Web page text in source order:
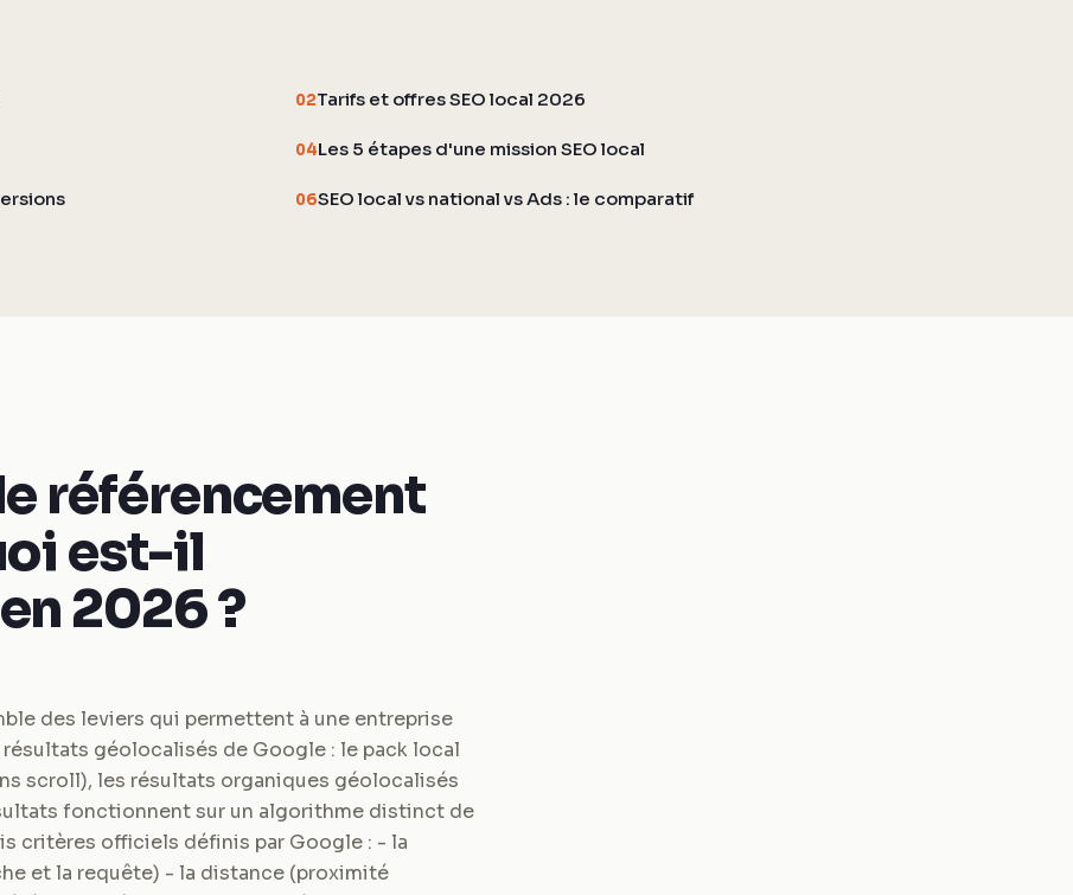
02Tarifs et offres SEO local 2026
04Les 5 étapes d'une mission SEO local
06SEO local vs national vs Ads : le comparatif
référencement
est-il
2026 ?
des leviers qui permettent à une entreprise
géolocalisés de Google : le pack local
scroll), les résultats organiques géolocalisés
fonctionnent sur un algorithme distinct de
critères officiels définis par Google : - la
et la requête) - la distance (proximité